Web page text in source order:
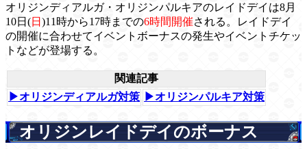
オリジンディアルガ・オリジンパルキアのレイドデイは8月
10日(日 )11時から17時までの6時間開催される。レイドデイ
の開催に合わせてイベントボーナスの発生やイベントチケッ
トなどが登場する。
関連記事
▶オリジンディアルガ対策
▶オリジンパルキア対策
オリジンレイドデイのボーナス